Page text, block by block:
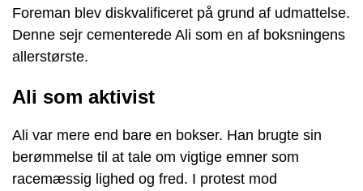
Foreman blev diskvalificeret på grund af udmattelse.
Denne sejr cementerede Ali som en af boksningens
allerstørste.
Ali som aktivist
Ali var mere end bare en bokser. Han brugte sin
berømmelse til at tale om vigtige emner som
racemæssig lighed og fred. I protest mod